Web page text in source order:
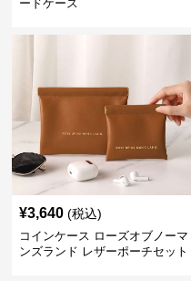
ードケース
¥3,640 (税込)
コインケース ローズオブノーマ
ンズランド レザーポーチセット